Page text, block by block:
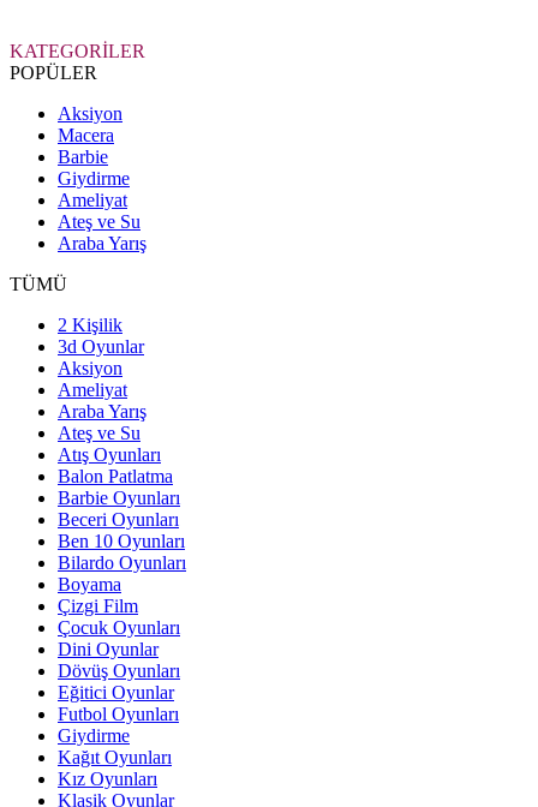
KATEGORİLER
POPÜLER
Aksiyon
Macera
Barbie
Giydirme
Ameliyat
Ateş ve Su
Araba Yarış
TÜMÜ
2 Kişilik
3d Oyunlar
Aksiyon
Ameliyat
Araba Yarış
Ateş ve Su
Atış Oyunları
Balon Patlatma
Barbie Oyunları
Beceri Oyunları
Ben 10 Oyunları
Bilardo Oyunları
Boyama
Çizgi Film
Çocuk Oyunları
Dini Oyunlar
Dövüş Oyunları
Eğitici Oyunlar
Futbol Oyunları
Giydirme
Kağıt Oyunları
Kız Oyunları
Klasik Oyunlar